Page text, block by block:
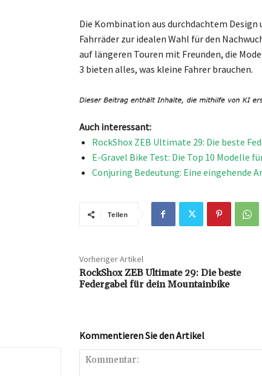
Die Kombination aus durchdachtem
Fahrräder zur idealen Wahl für den
auf längeren Touren mit Freunden, die
3 bieten alles, was kleine Fahrer brauchen.
Auch interessant:
RockShox ZEB Ultimate 29: Die beste
E-Gravel Bike Test: Die Top 10 Modelle
Conjuring Bedeutung: Eine eingehende
Teilen
Vorheriger Artikel
RockShox ZEB Ultimate 29: Die beste
Federgabel für dein Mountainbike
Kommentieren Sie den Artikel